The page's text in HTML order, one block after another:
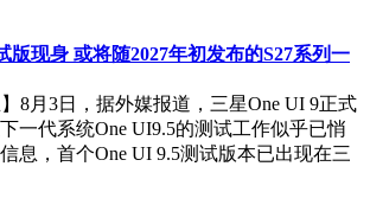
版现身 或将随2027年初发布的S27系列一
8月3日，据外媒报道，三星One UI 9正式
一代系统One UI9.5的测试工作似乎已悄
息，首个One UI 9.5测试版本已出现在三